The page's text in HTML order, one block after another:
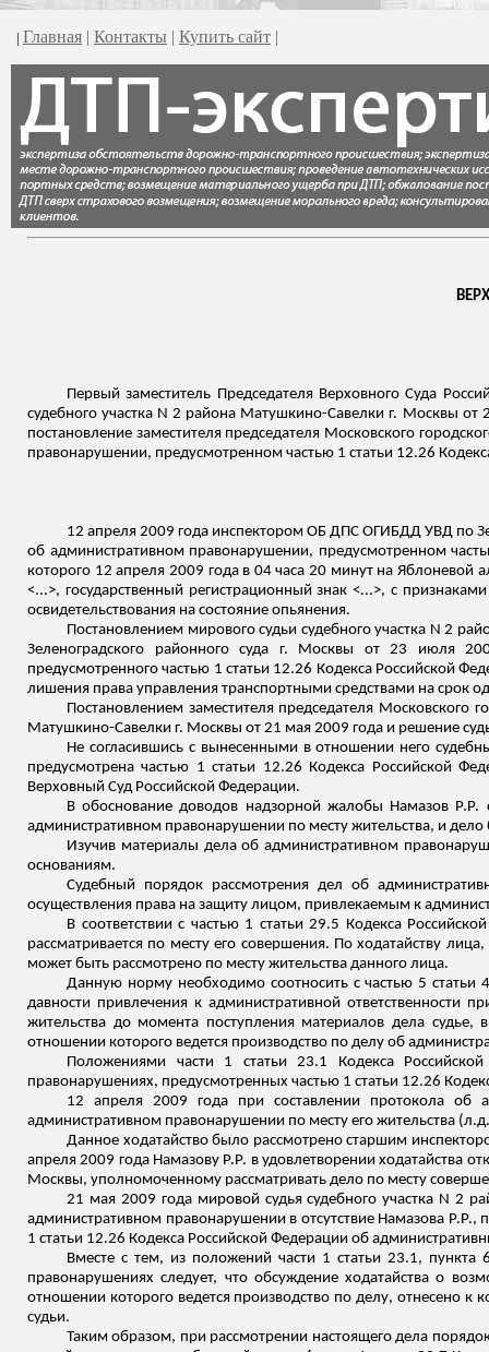
| Главная | Контакты | Купить сайт |
Первый заместитель Председателя Верховного Суда
судебного участка N 2 района Матушкино-Савелки г. Москвы от
постановление заместителя председателя Московского
правонарушении, предусмотренном частью 1 статьи 12.26
12 апреля 2009 года инспектором ОБ ДПС ОГИБДД УВД по
об административном правонарушении, предусмотренном
которого 12 апреля 2009 года в 04 часа 20 минут на Яблоневой
<...>, государственный регистрационный знак <...>, с
освидетельствования на состояние опьянения.
Постановлением мирового судьи судебного участка N 2
Зеленоградского районного суда г. Москвы от 23 июля
предусмотренного частью 1 статьи 12.26 Кодекса Российской
лишения права управления транспортными средствами на срок
Постановлением заместителя председателя Московского
Матушкино-Савелки г. Москвы от 21 мая 2009 года и решение
Не согласившись с вынесенными в отношении него
предусмотрена частью 1 статьи 12.26 Кодекса Российской
Верховный Суд Российской Федерации.
В обоснование доводов надзорной жалобы Намазов Р.Р.
административном правонарушении по месту жительства, и
Изучив материалы дела об административном
основаниям.
Судебный порядок рассмотрения дел об
осуществления права на защиту лицом, привлекаемым к
В соответствии с частью 1 статьи 29.5 Кодекса
рассматривается по месту его совершения. По ходатайству
может быть рассмотрено по месту жительства данного лица.
Данную норму необходимо соотносить с частью 5 статьи
давности привлечения к административной ответственности
жительства до момента поступления материалов дела
отношении которого ведется производство по делу об
Положениями части 1 статьи 23.1 Кодекса
правонарушениях, предусмотренных частью 1 статьи 12.26
12 апреля 2009 года при составлении протокола об
административном правонарушении по месту его жительства (л.д
Данное ходатайство было рассмотрено старшим
апреля 2009 года Намазову Р.Р. в удовлетворении ходатайства
Москвы, уполномоченному рассматривать дело по месту
21 мая 2009 года мировой судья судебного участка N 2
административном правонарушении в отсутствие Намазова Р.Р.,
1 статьи 12.26 Кодекса Российской Федерации об
Вместе с тем, из положений части 1 статьи 23.1, пункта
правонарушениях следует, что обсуждение ходатайства о
отношении которого ведется производство по делу, отнесено
судьи.
Таким образом, при рассмотрении настоящего дела